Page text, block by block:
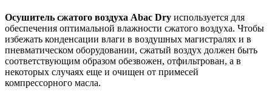
Осушитель сжатого воздуха Abac Dry используется для
обеспечения оптимальной влажности сжатого воздуха. Чтобы
избежать конденсации влаги в воздушных магистралях и в
пневматическом оборудовании, сжатый воздух должен быть
соответствующим образом обезвожен, отфильтрован, а в
некоторых случаях еще и очищен от примесей
компрессорного масла.